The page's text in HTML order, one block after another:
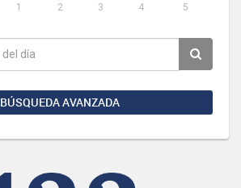
1 2 3 4 5
BÚSQUEDA AVANZADA